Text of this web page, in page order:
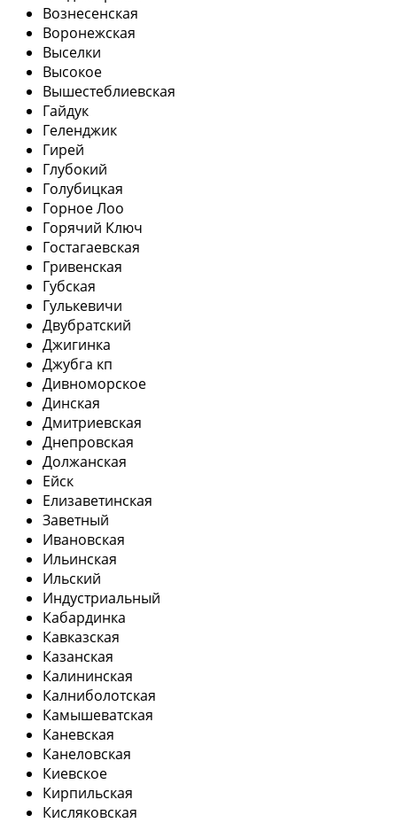
Вознесенская
Воронежская
Выселки
Высокое
Вышестеблиевская
Гайдук
Геленджик
Гирей
Глубокий
Голубицкая
Горное Лоо
Горячий Ключ
Гостагаевская
Гривенская
Губская
Гулькевичи
Двубратский
Джигинка
Джубга кп
Дивноморское
Динская
Дмитриевская
Днепровская
Должанская
Ейск
Елизаветинская
Заветный
Ивановская
Ильинская
Ильский
Индустриальный
Кабардинка
Кавказская
Казанская
Калининская
Калниболотская
Камышеватская
Каневская
Канеловская
Киевское
Кирпильская
Кисляковская